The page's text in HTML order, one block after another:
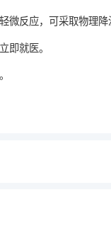
微反应，可采取物理降
即就医。